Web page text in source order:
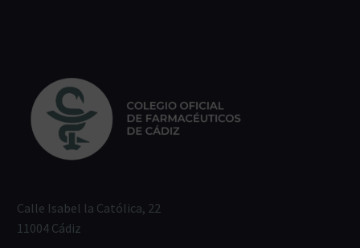
Calle Isabel la Católica, 22
11004 Cádiz